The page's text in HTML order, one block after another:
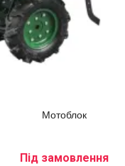
Мотоблок
Під замовлення